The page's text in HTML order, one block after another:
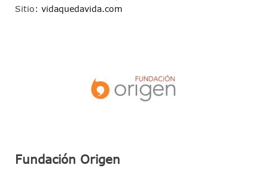
Sitio: vidaquedavida.com
Fundación Origen